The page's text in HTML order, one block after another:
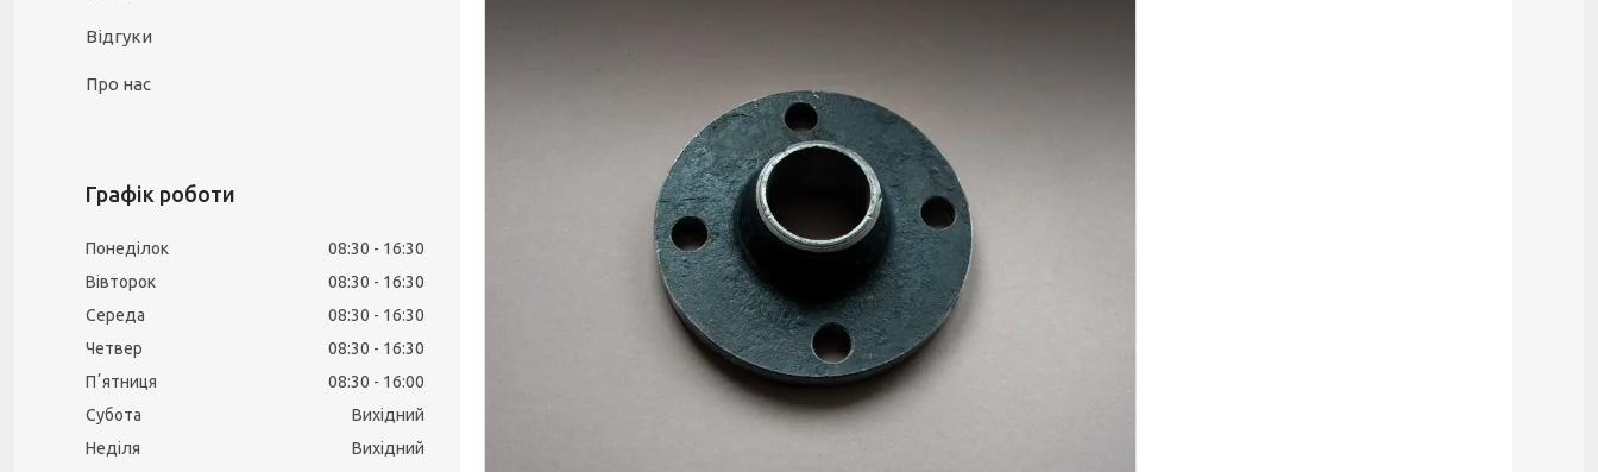
Відгуки
Про нас
Графік роботи
Понеділок 08:30
16:30
Вівторок
08:30
16:30
Середа
08:30
16:30
Четвер
08:30
16:30
Пʼятниця
08:30
16:00
Субота
Вихідний
Неділя
Вихідний